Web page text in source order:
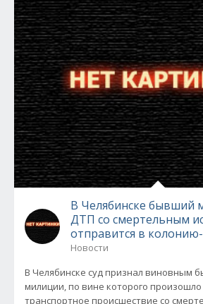
В Челябинске бывший
ДТП со смертельным
отправится в
Новости
В Челябинске суд признал виновным
милиции, по вине которого
транспортное происшествие со